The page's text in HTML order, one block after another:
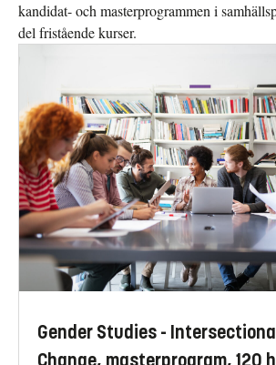
kandidat- och masterprogrammen i
del fristående kurser.
Gender Studies -